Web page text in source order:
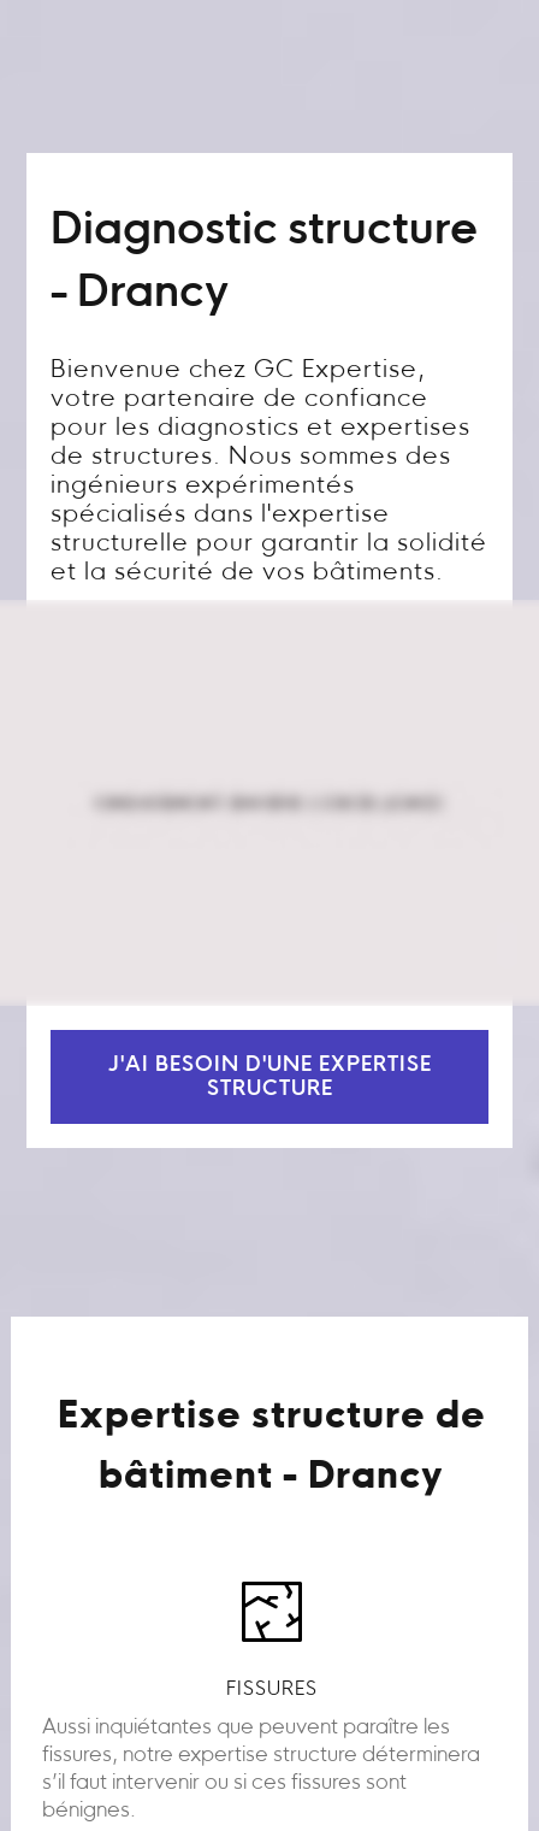
Diagnostic structure
- Drancy
Bienvenue chez GC Expertise,
votre partenaire de confiance
pour les diagnostics et expertises
de structures. Nous sommes des
ingénieurs expérimentés
spécialisés dans l'expertise
structurelle pour garantir la solidité
et la sécurité de vos bâtiments.
J'AI BESOIN D'UNE EXPERTISE
STRUCTURE
Expertise structure de
bâtiment - Drancy
FISSURES
Aussi inquiétantes que peuvent paraître les
fissures, notre expertise structure déterminera
s’il faut intervenir ou si ces fissures sont
bénignes.